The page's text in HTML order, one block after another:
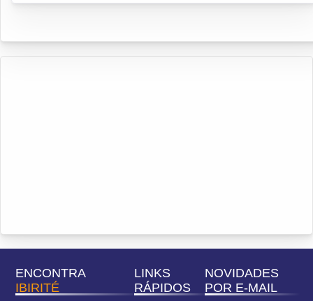
ENCONTRA
IBIRITÉ
LINKS
RÁPIDOS
NOVIDADES
POR E-MAIL